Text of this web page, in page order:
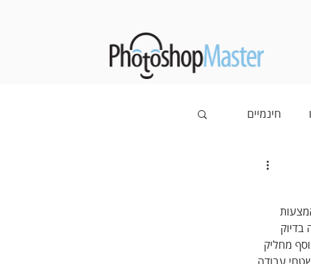
חינמיים
בדיוק
מחליק